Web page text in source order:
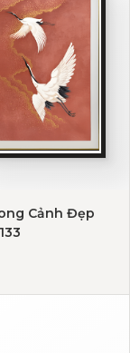
Cảnh Đẹp